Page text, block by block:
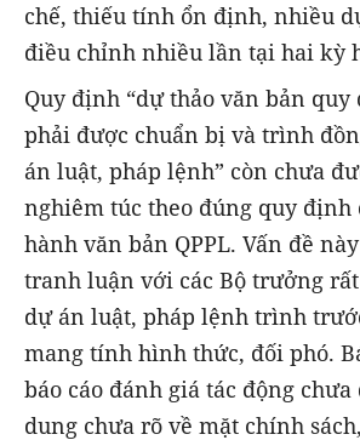
chế, thiếu tính ổn định, nhiều
điều chỉnh nhiều lần tại hai kỳ
Quy định “dự thảo văn bản
phải được chuẩn bị và trình
án luật, pháp lệnh” còn chưa
nghiêm túc theo đúng quy định
hành văn bản QPPL. Vấn đề
tranh luận với các Bộ trưởng
dự án luật, pháp lệnh trình
mang tính hình thức, đối phó.
báo cáo đánh giá tác động
dung chưa rõ về mặt chính